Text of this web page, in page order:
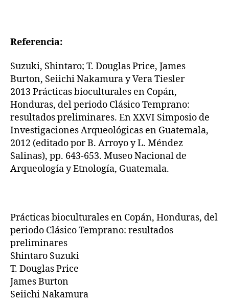
Referencia:
Suzuki, Shintaro; T. Douglas Price, James
Burton, Seiichi Nakamura y Vera Tiesler
2013 Prácticas bioculturales en Copán,
Honduras, del periodo Clásico Temprano:
resultados preliminares. En XXVI Simposio de
Investigaciones Arqueológicas en Guatemala,
2012 (editado por B. Arroyo y L. Méndez
Salinas), pp. 643-653. Museo Nacional de
Arqueología y Etnología, Guatemala.
Prácticas bioculturales en Copán, Honduras, del
periodo Clásico Temprano: resultados
preliminares
Shintaro Suzuki
T. Douglas Price
James Burton
Seiichi Nakamura